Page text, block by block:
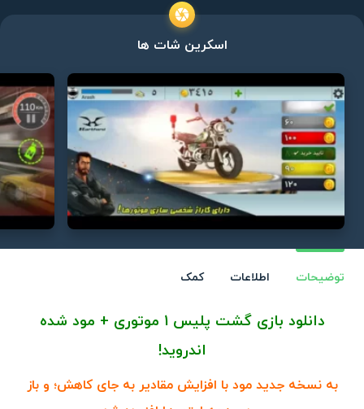
اسکرین شات ها
توضیحات اطلاعات کمک
دانلود بازی گشت پلیس 1 موتوری + مود شده
اندروید!
به نسخه جدید مود با افزایش مقادیر به جای کاهش؛ و باز